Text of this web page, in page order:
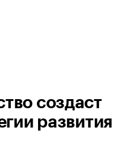
создаст
развития